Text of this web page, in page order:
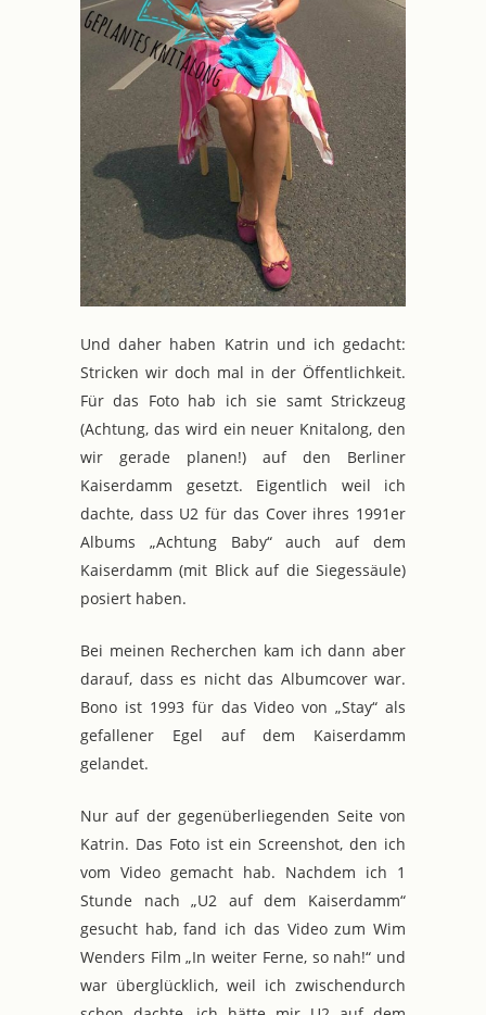
Und daher haben Katrin und ich gedacht:
Stricken wir doch mal in der Öffentlichkeit.
Für das Foto hab ich sie samt Strickzeug
(Achtung, das wird ein neuer Knitalong, den
wir gerade planen!) auf den Berliner
Kaiserdamm gesetzt. Eigentlich weil ich
dachte, dass U2 für das Cover ihres 1991er
Albums „Achtung Baby“ auch auf dem
Kaiserdamm (mit Blick auf die Siegessäule)
posiert haben.
Bei meinen Recherchen kam ich dann aber
darauf, dass es nicht das Albumcover war.
Bono ist 1993 für das Video von „Stay“ als
gefallener Egel auf dem Kaiserdamm
gelandet.
Nur auf der gegenüberliegenden Seite von
Katrin. Das Foto ist ein Screenshot, den ich
vom Video gemacht hab. Nachdem ich 1
Stunde nach „U2 auf dem Kaiserdamm“
gesucht hab, fand ich das Video zum Wim
Wenders Film „In weiter Ferne, so nah!“ und
war überglücklich, weil ich zwischendurch